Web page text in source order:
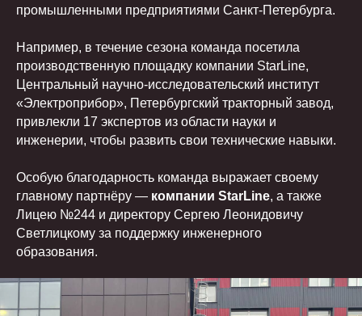
промышленными предприятиями Санкт-Петербурга.
Например, в течение сезона команда посетила
производственную площадку компании StarLine,
Центральный научно-исследовательский институт
«Электроприбор», Петербургский тракторный завод,
привлекли 17 экспертов из области науки и
инженерии, чтобы развить свои технические навыки.
Особую благодарность команда выражает своему
главному партнёру — компании StarLine, а также
Лицею №244 и директору Сергею Леонидовичу
Светлицкому за поддержку инженерного
образования.